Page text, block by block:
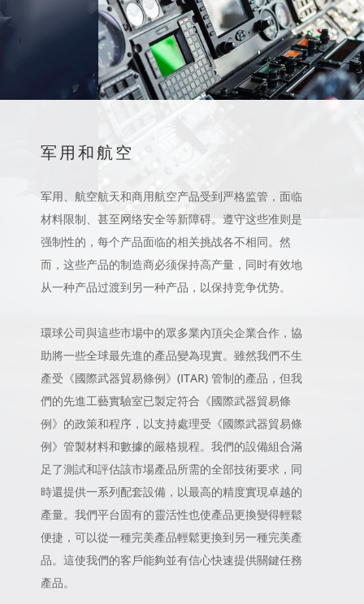
军用和航空
军用、航空航天和商用航空产品受到严格监管，面临
材料限制、甚至网络安全等新障碍。遵守这些准则是
强制性的，每个产品面临的相关挑战各不相同。然
而，这些产品的制造商必须保持高产量，同时有效地
从一种产品过渡到另一种产品，以保持竞争优势。
環球公司與這些市場中的眾多業內頂尖企業合作，協
助將一些全球最先進的產品變為現實。雖然我們不生
產受《國際武器貿易條例》(ITAR) 管制的產品，但我
們的先進工藝實驗室已製定符合《國際武器貿易條
例》的政策和程序，以支持處理受《國際武器貿易條
例》管製材料和數據的嚴格規程。我們的設備組合滿
足了測試和評估該市場產品所需的全部技術要求，同
時還提供一系列配套設備，以最高的精度實現卓越的
產量。我們平台固有的靈活性也使產品更換變得輕鬆
便捷，可以從一種完美產品輕鬆更換到另一種完美產
品。這使我們的客戶能夠並有信心快速提供關鍵任務
產品。